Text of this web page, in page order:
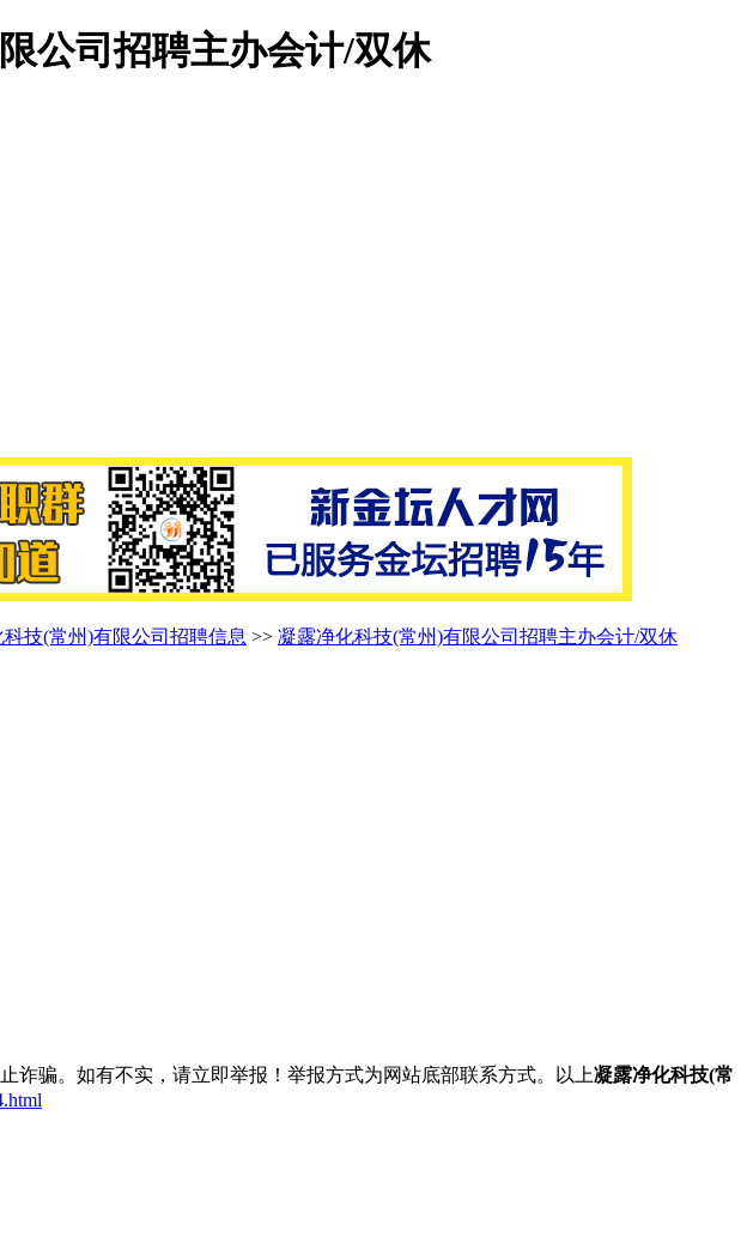
公司招聘主办会计/双休
技(常州)有限公司招聘信息 >> 凝露净化科技(常州)有限公司招聘主办会计/双休
诈骗。如有不实，请立即举报！举报方式为网站底部联系方式。以上凝露净化科技(常